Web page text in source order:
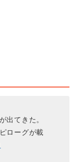
出てきた。
ローグが載